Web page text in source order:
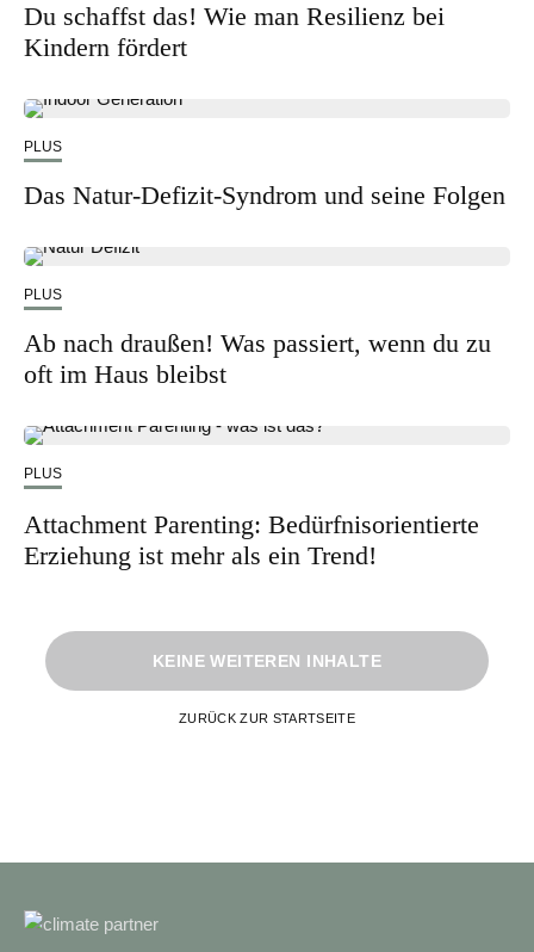
Du schaffst das! Wie man Resilienz bei
Kindern fördert
PLUS
Das Natur-Defizit-Syndrom und seine Folgen
PLUS
Ab nach draußen! Was passiert, wenn du zu
oft im Haus bleibst
PLUS
Attachment Parenting: Bedürfnisorientierte
Erziehung ist mehr als ein Trend!
KEINE WEITEREN INHALTE
ZURÜCK ZUR STARTSEITE